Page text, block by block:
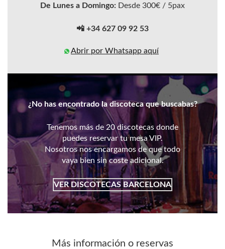
De Lunes a Domingo: Desde 300€ / 5pax
📲 +34 627 09 92 53
Abrir por Whatsapp aquí
¿No has encontrado la discoteca que buscabas?
Tenemos más de 20 discotecas donde
puedes reservar tu mesa VIP.
Nosotros nos encargamos de que todo
vaya bien sin coste adicional.
VER DISCOTECAS BARCELONA
Más información o reservas